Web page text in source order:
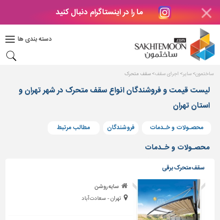
ما را در اینستاگرام دنبال کنید
دسته بندی ها
دکوراسیون
بتن
های
بتنی
درب
پنجره
مصالح
پله،
نرده
و
حفاظ
ساختمون سایر اجرای سقف سقف متحرک
لیست قیمت و فروشندگان انواع سقف متحرک در شهر تهران و
استان تهران
محصـولات و خـدمات فروشندگان مطالب مرتبط
محصـولات و خـدمات
سقف متحرک برقی
سایه روشن
تهران - سعادت آباد